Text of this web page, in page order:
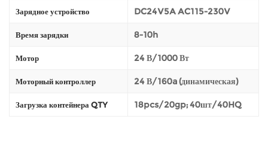
Зарядное устройство DC24V5A AC115-230V
Время зарядки 8-10h
Мотор 24 В/1000 Вт
Моторный контроллер 24 В/160a (динамическая)
Загрузка контейнера QTY 18pcs/20gp; 40шт/40HQ